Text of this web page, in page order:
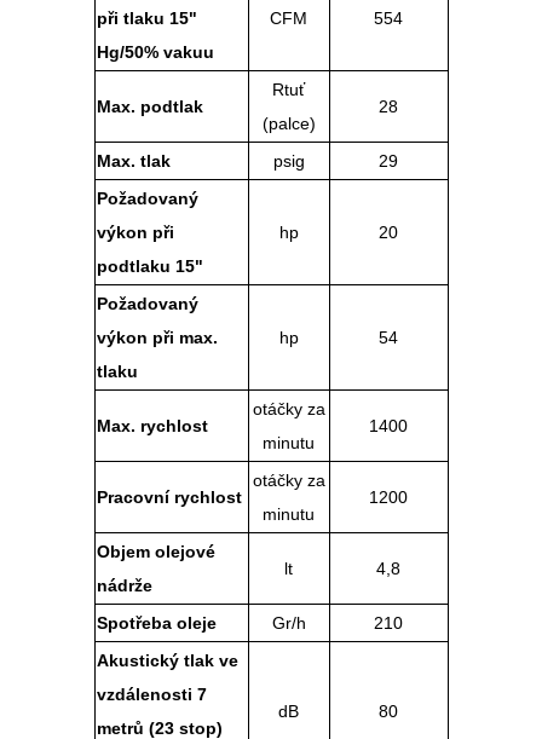
při tlaku 15"
Hg/50% vakuu
CFM 554
Max. podtlak
Rtuť
(palce)
28
Max. tlak psig
29
Požadovaný
výkon při
podtlaku 15"
hp 20
Požadovaný
výkon při max.
tlaku
hp 54
Max. rychlost
otáčky za
minutu
1400
Pracovní rychlost
otáčky za
minutu
1200
Objem olejové
nádrže
lt 4,8
Spotřeba oleje Gr/h
210
Akustický tlak ve
vzdálenosti 7
metrů (23 stop)
dB 80